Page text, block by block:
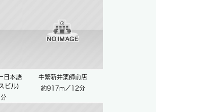
日本語
ビル)
牛繁新井薬師前店
約917m／12分